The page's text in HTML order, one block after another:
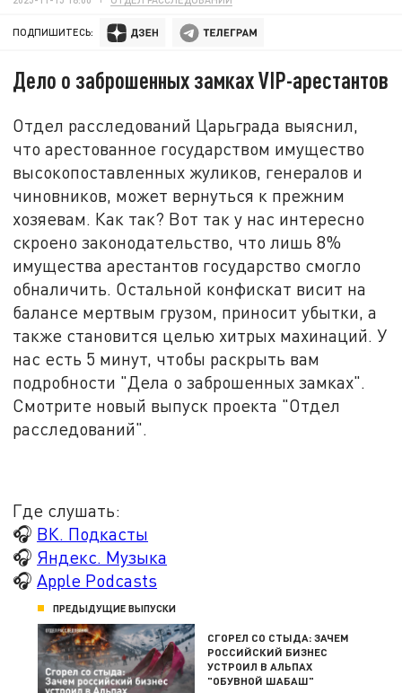
ПОДПИШИТЕСЬ:
Дело о заброшенных замках VIP-арестантов
Отдел расследований Царьграда выяснил,
что арестованное государством имущество
высокопоставленных жуликов, генералов и
чиновников, может вернуться к прежним
хозяевам. Как так? Вот так у нас интересно
скроено законодательство, что лишь 8%
имущества арестантов государство смогло
обналичить. Остальной конфискат висит на
балансе мертвым грузом, приносит убытки, а
также становится целью хитрых махинаций. У
нас есть 5 минут, чтобы раскрыть вам
подробности "Дела о заброшенных замках".
Смотрите новый выпуск проекта "Отдел
расследований".
Где слушать:
🎧 ВК. Подкасты
🎧 Яндекс. Музыка
🎧Apple Podcasts
ПРЕДЫДУЩИЕ ВЫПУСКИ
СГОРЕЛ СО СТЫДА: ЗАЧЕМ
РОССИЙСКИЙ БИЗНЕС
УСТРОИЛ В АЛЬПАХ
"ОБУВНОЙ ШАБАШ"